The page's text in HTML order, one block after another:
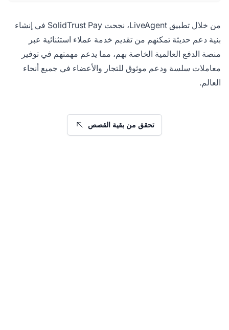
من خلال تطبيق LiveAgent، نجحت SolidTrust Pay في إنشاء
بنية دعم حديثة تمكنهم من تقديم خدمة عملاء استثنائية عبر
منصة الدفع العالمية الخاصة بهم، مما يدعم مهمتهم في توفير
معاملات سلسة ودعم موثوق للتجار والأعضاء في جميع أنحاء
العالم.
تحقق من بقية القصص